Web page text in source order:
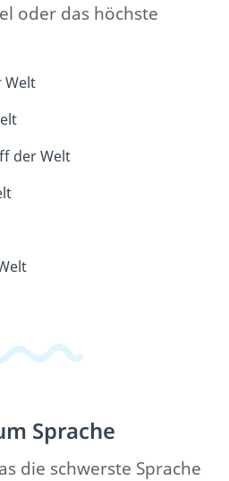
oder das höchste
Welt
der Welt
Sprache
die schwerste Sprache